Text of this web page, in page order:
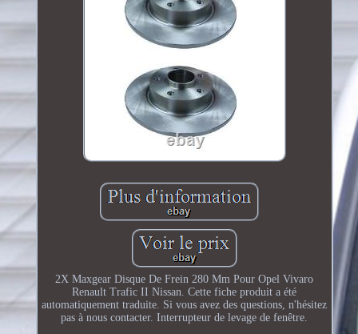
2X Maxgear Disque De Frein 280 Mm Pour Opel Vivaro
Renault Trafic II Nissan. Cette fiche produit a été
automatiquement traduite. Si vous avez des questions, n'hésitez
pas à nous contacter. Interrupteur de levage de fenêtre.